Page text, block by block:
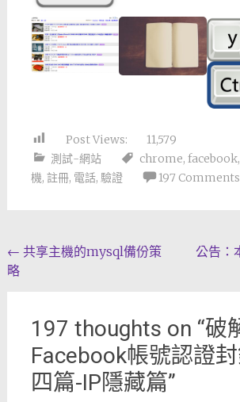
Post Views:
11,579
測試-網站
chrome, facebook,
機, 註冊, 電話, 驗證 197 Comments
Post
navigation
← 共享主機的mysql備份策
略
公告：
197 thoughts on “破
Facebook帳號認證
四篇-IP隱藏篇”